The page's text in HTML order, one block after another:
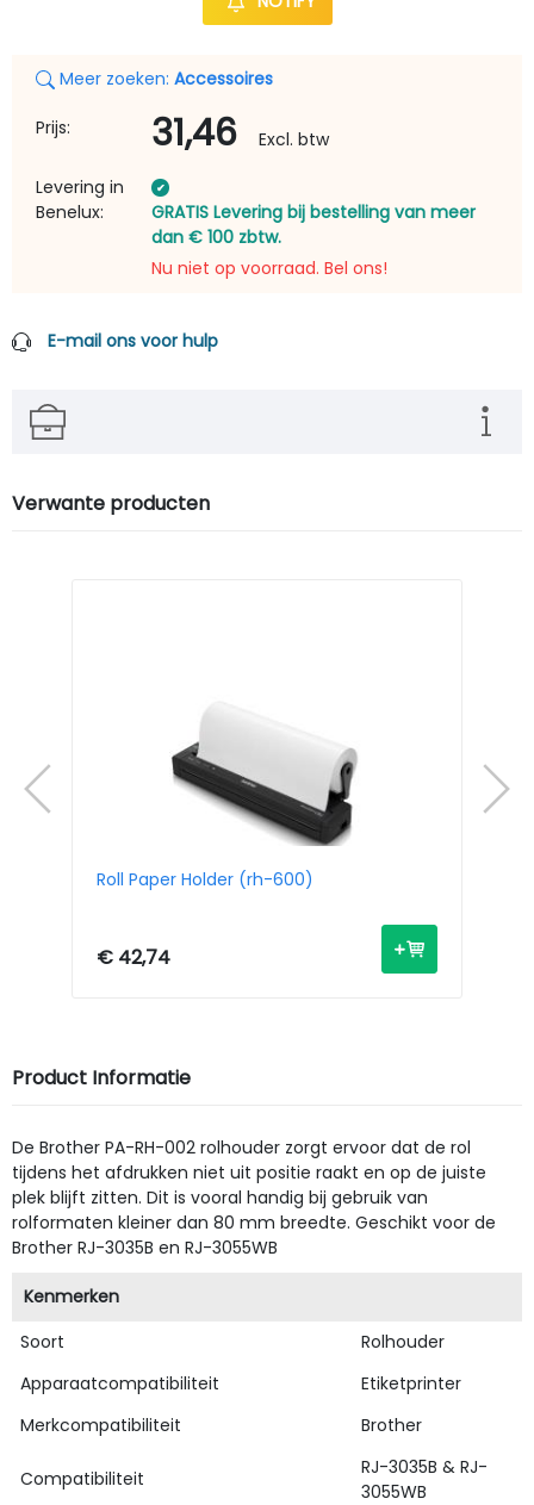
Meer zoeken: Accessoires
Prijs: 31,46
Excl. btw
Levering in
Benelux:
GRATIS Levering bij bestelling van meer
dan € 100 zbtw.
Nu niet op voorraad. Bel ons!
E-mail ons voor hulp
Verwante producten
Roll Paper Holder (rh-600)
€ 42,74
Product Informatie
De Brother PA-RH-002 rolhouder zorgt ervoor dat de rol
tijdens het afdrukken niet uit positie raakt en op de juiste
plek blijft zitten. Dit is vooral handig bij gebruik van
rolformaten kleiner dan 80 mm breedte. Geschikt voor de
Brother RJ-3035B en RJ-3055WB
Kenmerken
Soort
Rolhouder
Apparaatcompatibiliteit
Etiketprinter
Merkcompatibiliteit
Brother
Compatibiliteit
RJ-3035B & RJ-
3055WB